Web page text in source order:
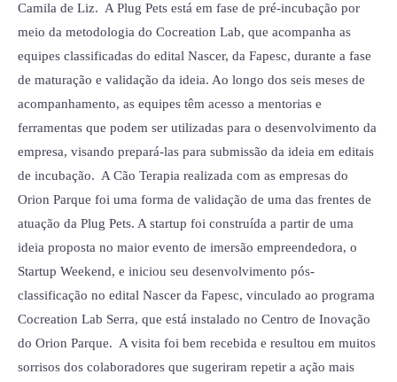
Camila de Liz. A Plug Pets está em fase de pré-incubação por
meio da metodologia do Cocreation Lab, que acompanha as
equipes classificadas do edital Nascer, da Fapesc, durante a fase
de maturação e validação da ideia. Ao longo dos seis meses de
acompanhamento, as equipes têm acesso a mentorias e
ferramentas que podem ser utilizadas para o desenvolvimento da
empresa, visando prepará-las para submissão da ideia em editais
de incubação. A Cão Terapia realizada com as empresas do
Orion Parque foi uma forma de validação de uma das frentes de
atuação da Plug Pets. A startup foi construída a partir de uma
ideia proposta no maior evento de imersão empreendedora, o
Startup Weekend, e iniciou seu desenvolvimento pós-
classificação no edital Nascer da Fapesc, vinculado ao programa
Cocreation Lab Serra, que está instalado no Centro de Inovação
do Orion Parque. A visita foi bem recebida e resultou em muitos
sorrisos dos colaboradores que sugeriram repetir a ação mais